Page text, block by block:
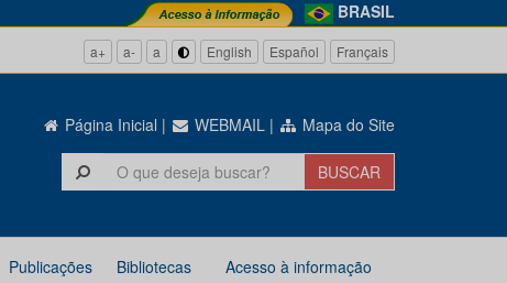
BRASIL
a+ a- a English Español Français
Página Inicial | WEBMAIL | Mapa do Site
Publicações Bibliotecas Acesso à informação